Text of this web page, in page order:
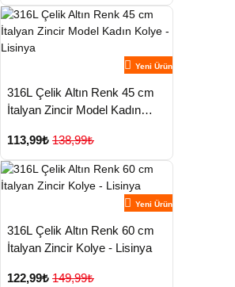
Yeni Ürün
316L Çelik Altın Renk 45 cm
İtalyan Zincir Model Kadın
113,99₺ 138,99₺
Yeni Ürün
316L Çelik Altın Renk 60 cm
İtalyan Zincir Kolye - Lisinya
122,99₺ 149,99₺